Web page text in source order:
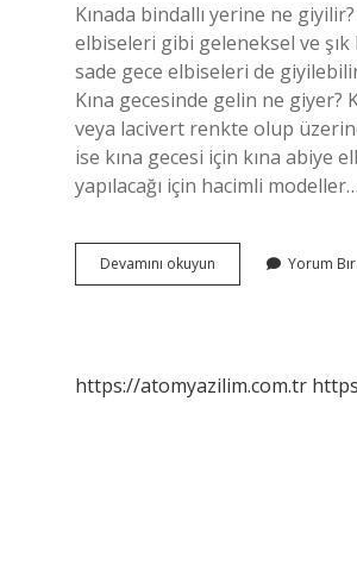
Kınada bindallı yerine ne
elbiseleri gibi geleneksel ve
sade gece elbiseleri de
Kına gecesinde gelin ne giyer?
veya lacivert renkte olup
ise kına gecesi için kına abiye
yapılacağı için hacimli modeller…
Devamını okuyun
Yerine
Yorum
https://atomyazilim.com.tr